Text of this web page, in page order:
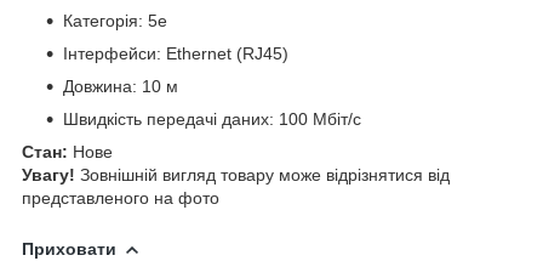
Категорія: 5e
Інтерфейси: Ethernet (RJ45)
Довжина: 10 м
Швидкість передачі даних: 100 Мбіт/с
Стан: Нове
Увагу! Зовнішній вигляд товару може відрізнятися від
представленого на фото
Приховати